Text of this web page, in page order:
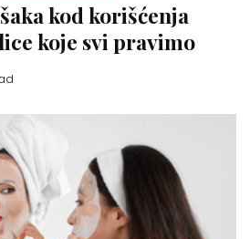
kod korišćenja
koje svi pravimo